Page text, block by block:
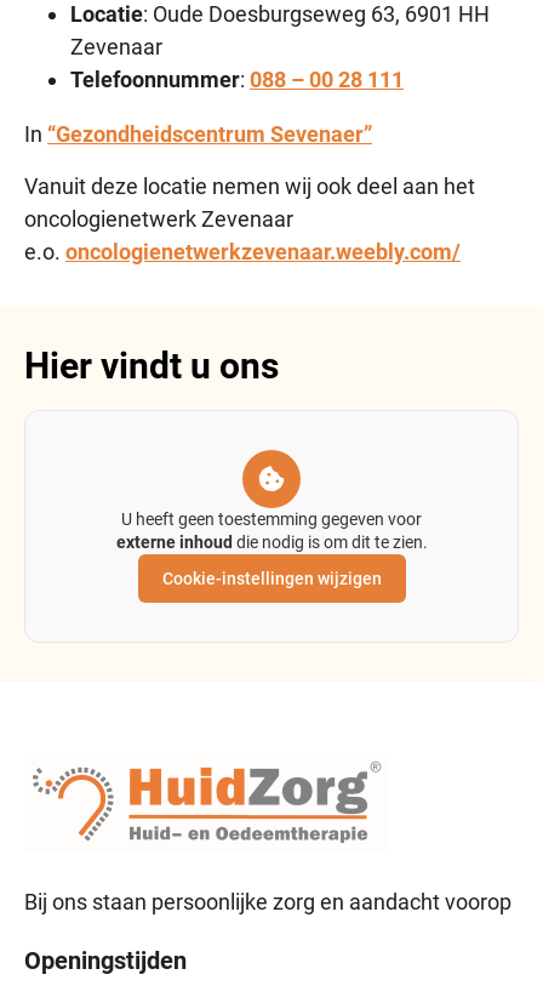
Locatie: Oude Doesburgseweg 63, 6901 HH
Zevenaar
Telefoonnummer: 088 – 00 28 111
In “Gezondheidscentrum Sevenaer”
Vanuit deze locatie nemen wij ook deel aan het
oncologienetwerk Zevenaar
e.o. oncologienetwerkzevenaar.weebly.com/
Hier vindt u ons
U heeft geen toestemming gegeven voor
externe inhoud die nodig is om dit te zien.
Cookie-instellingen wijzigen
Bij ons staan persoonlijke zorg en aandacht voorop
Openingstijden